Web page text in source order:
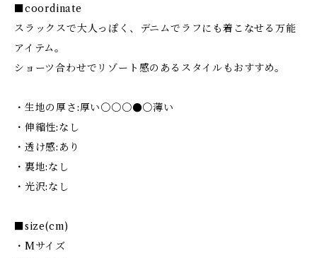
■coordinate
スラックスで大人っぽく、デニムでラフにも着こなせる万能
アイテム。
ショーツ合わせでリゾート感のあるスタイルもおすすめ。
・生地の厚さ:厚い〇〇〇●〇薄い
・伸縮性:なし
・透け感:あり
・裏地:なし
・光沢:なし
■size(cm)
・Mサイズ